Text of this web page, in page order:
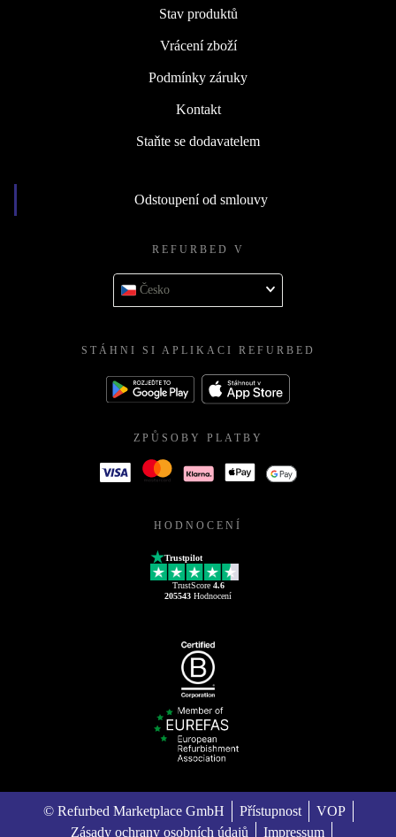
Stav produktů
Vrácení zboží
Podmínky záruky
Kontakt
Staňte se dodavatelem
Odstoupení od smlouvy
REFURBED V
Česko
STÁHNI SI APLIKACI REFURBED
ZPŮSOBY PLATBY
HODNOCENÍ
Trustpilot
TrustScore 4.6
205543 Hodnocení
© Refurbed Marketplace GmbH Přístupnost
VOP
Zásady ochrany osobních údajů
Impressum